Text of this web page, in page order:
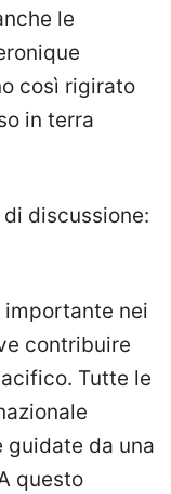
le
così rigirato
in terra
discussione:
importante nei
contribuire
Tutte le
guidate da una
questo